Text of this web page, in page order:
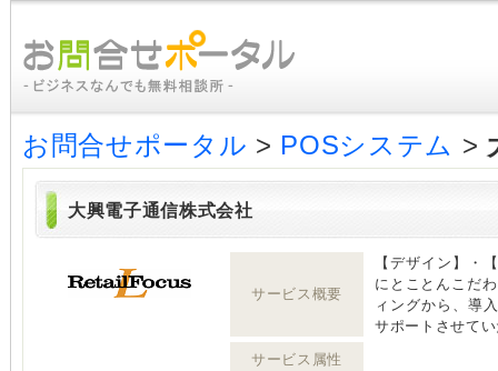
お問合せポータル > POSシステム >
大興電子通信株式会社
サービス概要
【デザイン】・
にとことんこだ
ィングから、導
サポートさせて
サービス属性